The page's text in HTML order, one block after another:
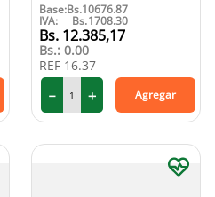
Base:Bs.10676.87
IVA: Bs.1708.30
12.385,17
Bs.: 0.00
REF 16.37
＋
－ Agregar